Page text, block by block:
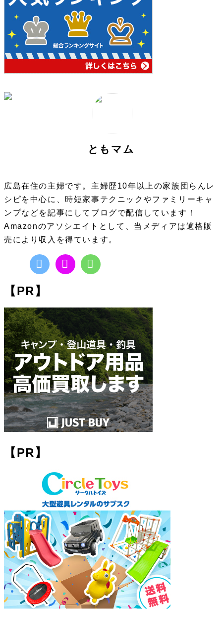
ともマム
広島在住の主婦です。主婦歴10年以上の家族団らんレ
シピを中心に、時短家事テクニックやファミリーキャ
ンプなどを記事にしてブログで配信しています！
Amazonのアソシエイトとして、当メディアは適格販
売により収入を得ています。
【PR】
【PR】